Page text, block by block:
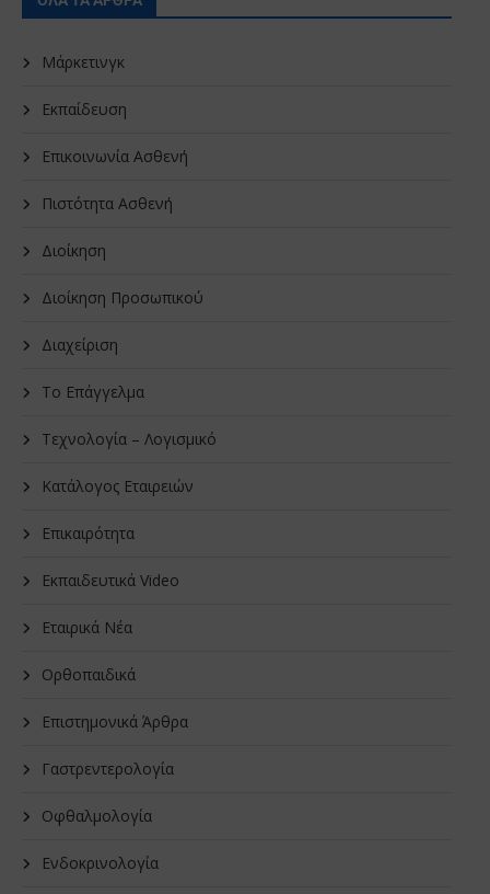
Μάρκετινγκ
Εκπαίδευση
Επικοινωνία Ασθενή
Πιστότητα Ασθενή
Διοίκηση
Διοίκηση Προσωπικού
Διαχείριση
Το Επάγγελμα
Τεχνολογία – Λογισμικό
Κατάλογος Εταιρειών
Επικαιρότητα
Εκπαιδευτικά Video
Εταιρικά Νέα
Oρθοπαιδικά
Επιστημονικά Άρθρα
Γαστρεντερολογία
Οφθαλμολογία
Ενδοκρινολογία